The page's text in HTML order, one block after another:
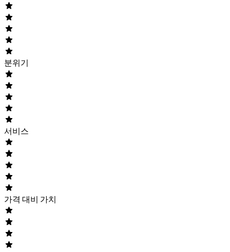
분위기
서비스
가격 대비 가치